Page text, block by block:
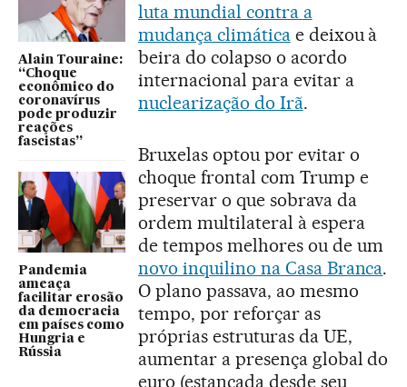
Alain Touraine:
“Choque
econômico do
coronavírus
pode produzir
reações
fascistas”
Pandemia
ameaça
facilitar erosão
da democracia
em países como
Hungria e
Rússia
luta mundial contra a
mudança climáticae deixou à
beira do colapso o acordo
internacional para evitar a
nuclearização do Irã.
Bruxelas optou por evitar o
choque frontal com Trump e
preservar o que sobrava da
ordem multilateral à espera
de tempos melhores ou de um
novo inquilino na Casa Branca.
O plano passava, ao mesmo
tempo, por reforçar as
próprias estruturas da UE,
aumentar a presença global do
euro (estancada desde seu